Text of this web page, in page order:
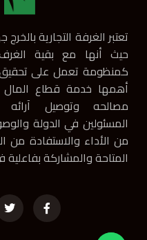
تعتبر الغرفة التجارية
حيث أنها مع بقية
كمنظومة تعمل على
أهمها خدمة قطاع المال
مصالحه وتوصيل آرائه
المسئولين في الدولة
من الأداء والاستفادة من
المتاحة والمشاركة